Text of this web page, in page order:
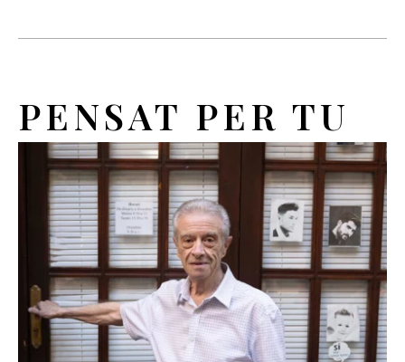
PENSAT PER TU